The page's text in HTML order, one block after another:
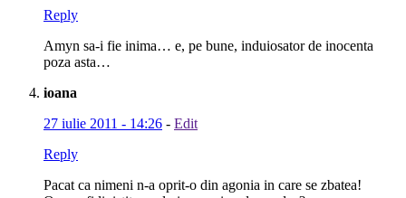
Reply
Amyn sa-i fie inima… e, pe bune, induiosator de inocenta
poza asta…
ioana
27 iulie 2011 - 14:26 - Edit
Reply
Pacat ca nimeni n-a oprit-o din agonia in care se zbatea!